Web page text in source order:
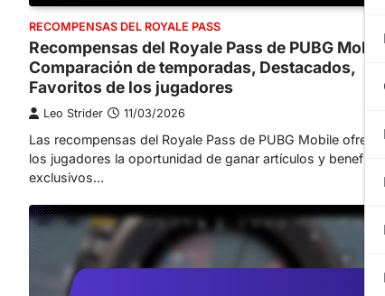
RECOMPENSAS DEL ROYALE PASS
Recompensas del Royale Pass de PUBG
Comparación de temporadas, Destacados,
Favoritos de los jugadores
Leo Strider 11/03/2026
Las recompensas del Royale Pass de PUBG Mobile
los jugadores la oportunidad de ganar artículos y beneficios
exclusivos…